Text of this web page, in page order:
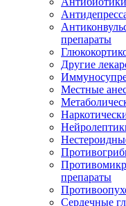
препараты
Другие
Местные
препараты
Сердечные